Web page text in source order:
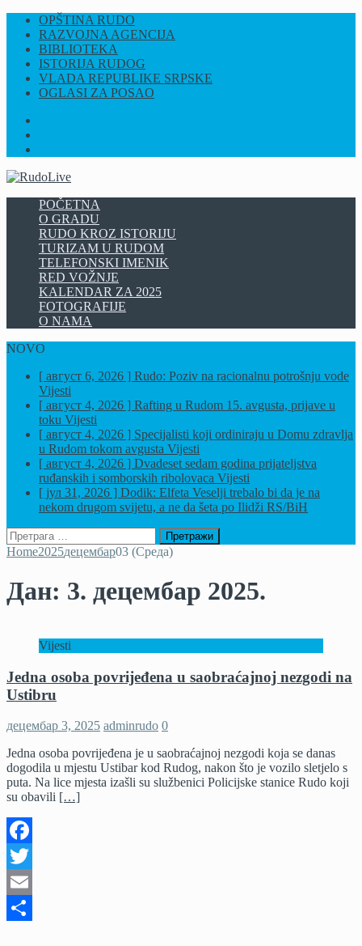
OPŠTINA RUDO
RAZVOJNA AGENCIJA
BIBLIOTEKA
ISTORIJA RUDOG
VLADA REPUBLIKE SRPSKE
OGLASI ZA POSAO
POČETNA
O GRADU
RUDO KROZ ISTORIJU
TURIZAM U RUDOM
TELEFONSKI IMENIK
RED VOŽNJE
KALENDAR ZA 2025
FOTOGRAFIJE
O NAMA
NOVO
[ август 6, 2026 ] Rudo: Poziv na racionalnu potrošnju vode
Vijesti
[ август 4, 2026 ] Rafting u Rudom 15. avgusta, prijave u
toku Vijesti
[ август 4, 2026 ] Specijalisti koji ordiniraju u Domu zdravlja
u Rudom tokom avgusta Vijesti
[ август 4, 2026 ] Dvadeset sedam godina prijateljstva
ruđanskih i somborskih ribolovaca Vijesti
[ јул 31, 2026 ] Dodik: Elfeta Veselji trebalo bi da je na
nekom drugom svijetu, a ne da šeta po Ilidži RS/BiH
Претрага
за:
Home2025децембар03 (Cреда)
Дан: 3. децембар 2025.
Vijesti
Jedna osoba povrijeđena u saobraćajnoj nezgodi na
Ustibru
децембар 3, 2025 adminrudo 0
Jedna osoba povrijeđena je u saobraćajnoj nezgodi koja se danas
dogodila u mjestu Ustibar kod Rudog, nakon što je vozilo sletjelo s
puta. Na lice mjesta izašli su službenici Policijske stanice Rudo koji
su obavili […]
Facebook
Twitter
Email